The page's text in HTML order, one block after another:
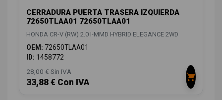
CERRADURA PUERTA TRASERA IZQUIERDA
72650TLAA01 72650TLAA01
HONDA CR-V (RW) 2.0 I-MMD HYBRID ELEGANCE 2WD
OEM: 72650TLAA01
ID: 1458772
28,00 € Sin IVA
33,88 € Con IVA